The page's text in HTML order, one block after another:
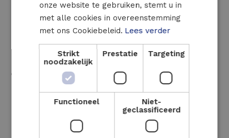
Ruwe budgetinschatting rekening houdend
met CAPEX, OPEX, energieprijzen, CO2-
kost, subsidies, enz.
Opstellen van een energieplan en/of
klimaatroadmap (zie ook Roadmapping)
Assistentie bij het aanvragen van subsidies
of vergunningen
onze website te gebruiken, stemt u in
met alle cookies in overeenstemming
met ons Cookiebeleid. Lees verder
Strikt
noodzakelijk
Prestatie Targeting
Functioneel
Niet-
geclassificeerd